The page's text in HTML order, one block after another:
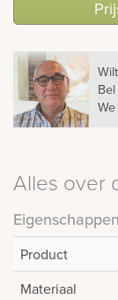
Alles over
Eigenschappen
Product
Materiaal